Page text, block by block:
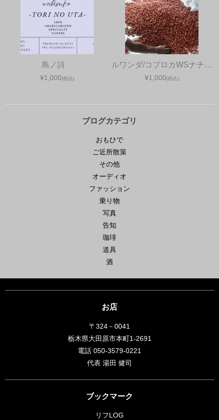
鳥ノ詩
¥1,000(税込)
ルワンダ/コプロカWSナチ…
¥1,000(税込)
ブログカテゴリ
おもひで
ご近所散策
その他
オーディオ
ファッション
乗り物
写真
告知
珈琲
道具
酒
お店
〒324－0041
栃木県大田原市本町1-2691
電話 050-3579-0221
代表 湯田 健司
ブックマーク
リフLOG